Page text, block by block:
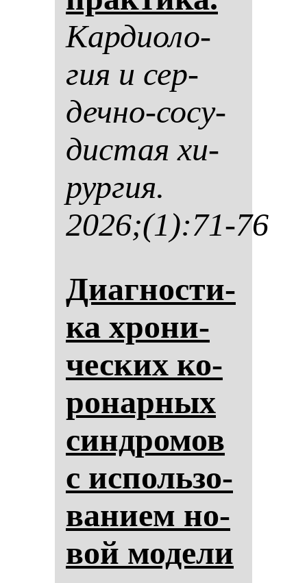
Кар­ди­оло­
гия и сер­
деч­но-со­су­
дис­тая хи­
рур­гия.
2026;(1):71-76
Диаг­нос­ти­
ка хро­ни­
чес­ких ко­
ро­нар­ных
син­дро­мов
с ис­поль­зо­
ва­ни­ем но­
вой мо­де­ли